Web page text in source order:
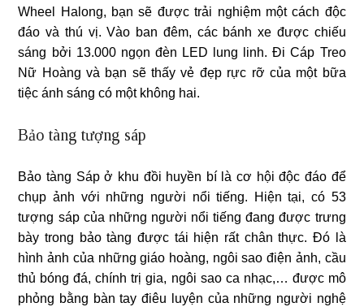
Wheel Halong, bạn sẽ được trải nghiệm một cách độc
đáo và thú vị. Vào ban đêm, các bánh xe được chiếu
sáng bởi 13.000 ngọn đèn LED lung linh. Đi Cáp Treo
Nữ Hoàng và bạn sẽ thấy vẻ đẹp rực rỡ của một bữa
tiệc ánh sáng có một không hai.
Bảo tàng tượng sáp
Bảo tàng Sáp ở khu đồi huyền bí là cơ hội độc đáo để
chụp ảnh với những người nổi tiếng. Hiện tại, có 53
tượng sáp của những người nổi tiếng đang được trưng
bày trong bảo tàng được tái hiện rất chân thực. Đó là
hình ảnh của những giáo hoàng, ngôi sao điện ảnh, cầu
thủ bóng đá, chính trị gia, ngôi sao ca nhạc,… được mô
phỏng bằng bàn tay điêu luyện của những người nghệ